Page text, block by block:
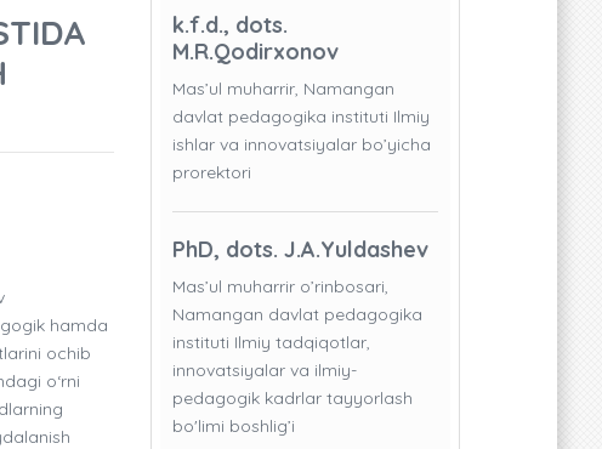
hamda
ochib
o‘rni
k.f.d., dots.
M.R.Qodirxonov
Mas’ul muharrir, Namangan
davlat pedagogika instituti Ilmiy
ishlar va innovatsiyalar bo’yicha
prorektori
PhD, dots. J.A.Yuldashev
Mas’ul muharrir o’rinbosari,
Namangan davlat pedagogika
instituti Ilmiy tadqiqotlar,
innovatsiyalar va ilmiy-
pedagogik kadrlar tayyorlash
bo'limi boshlig’i